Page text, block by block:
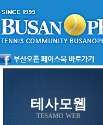
테사모웹
TESAMO WEB